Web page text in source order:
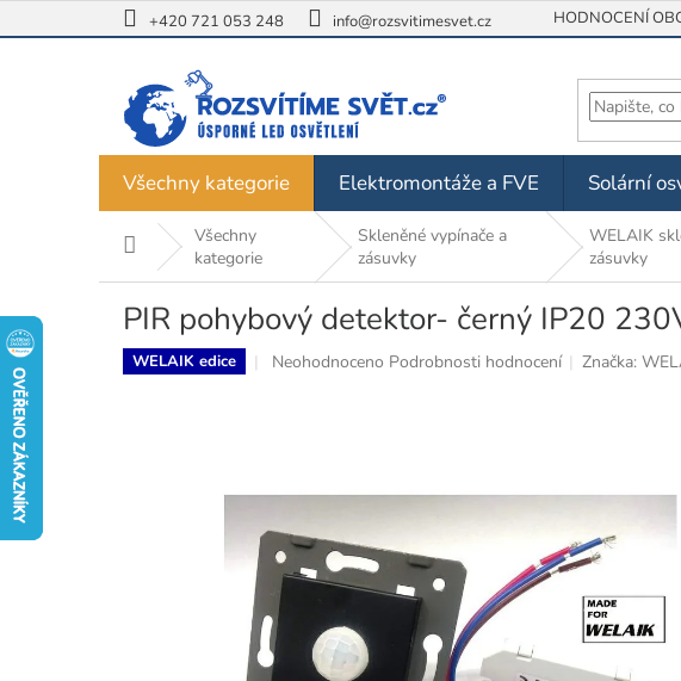
na
+420 721 053 248 info@rozsvitimesvet.cz HODNOCENÍ
Všechny kategorie Elektromontáže a FVE Solární
Domů Všechny
kategorie
Skleněné vypínače a
zásuvky
WELAIK
zásuvky
PIR pohybový detektor- černý IP20
WELAIK edice
Průměrné
5
Neohodnoceno Podrobnosti hodnocení Značka: